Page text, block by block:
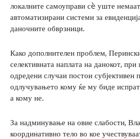
локалните самоуправи сè уште
автоматизирани системи за
даночните обврзници.
Како дополнителен проблем,
селективната наплата на данокот,
одредени случаи постои субјективен
одлучувањето кому ќе му биде
а кому не.
За надминување на овие слабости,
координативно тело во кое